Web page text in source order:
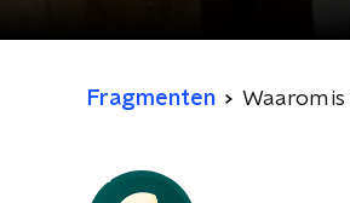
Fragmenten Waarom